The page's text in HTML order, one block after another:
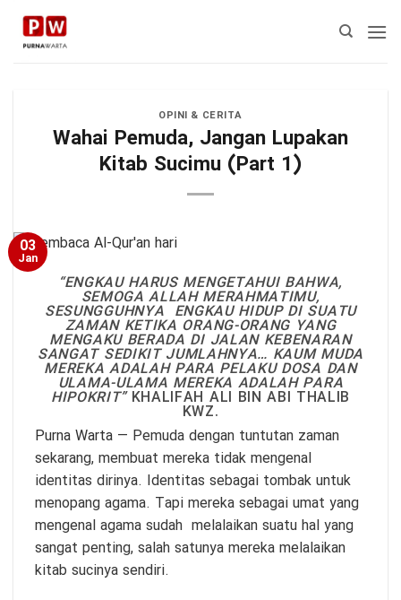
Skip
content
OPINI & CERITA
Wahai Pemuda, Jangan Lupakan
Kitab Sucimu (Part 1)
03
Jan
“ENGKAU HARUS MENGETAHUI BAHWA,
SEMOGA ALLAH MERAHMATIMU,
SESUNGGUHNYA ENGKAU HIDUP DI SUATU
ZAMAN KETIKA ORANG-ORANG YANG
MENGAKU BERADA DI JALAN KEBENARAN
SANGAT SEDIKIT JUMLAHNYA… KAUM MUDA
MEREKA ADALAH PARA PELAKU DOSA DAN
ULAMA-ULAMA MEREKA ADALAH PARA
HIPOKRIT” KHALIFAH ALI BIN ABI THALIB
KWZ.
Purna Warta — Pemuda dengan tuntutan zaman
sekarang, membuat mereka tidak mengenal
identitas dirinya. Identitas sebagai tombak untuk
menopang agama. Tapi mereka sebagai umat yang
mengenal agama sudah melalaikan suatu hal yang
sangat penting, salah satunya mereka melalaikan
kitab sucinya sendiri.